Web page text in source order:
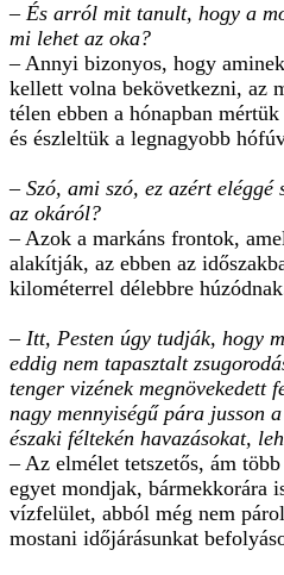
– És arról mit tanult, hogy a
mi lehet az oka?
– Annyi bizonyos, hogy
kellett volna bekövetkezni, az
télen ebben a hónapban
és észleltük a legnagyobb
– Szó, ami szó, ez azért
az okáról?
– Azok a markáns frontok,
alakítják, az ebben az
kilométerrel délebbre
– Itt, Pesten úgy tudják, hogy
eddig nem tapasztalt
tenger vizének megnövekedett
nagy mennyiségű pára jusson
északi féltekén havazásokat,
– Az elmélet tetszetős, ám
egyet mondjak, bármekkorára
vízfelület, abból még nem
mostani időjárásunkat